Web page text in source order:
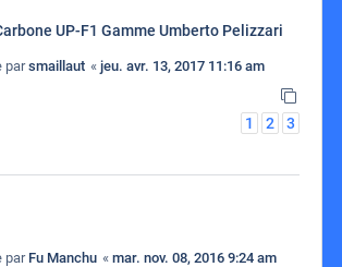
UP-F1 Gamme Umberto Pelizzari
parsmaillaut « jeu. avr. 13, 2017 11:16 am
1
2 3
parFu Manchu « mar. nov. 08, 2016 9:24 am